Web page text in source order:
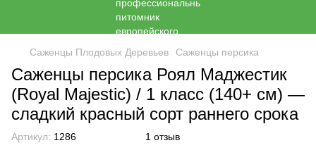
Саженцы Плодовых Деревьев Саженцы персика
Саженцы персика Роял Маджестик
(Royal Majestic) / 1 класс (140+ см) —
сладкий красный сорт раннего срока
Артикул: 1286 1 отзыв